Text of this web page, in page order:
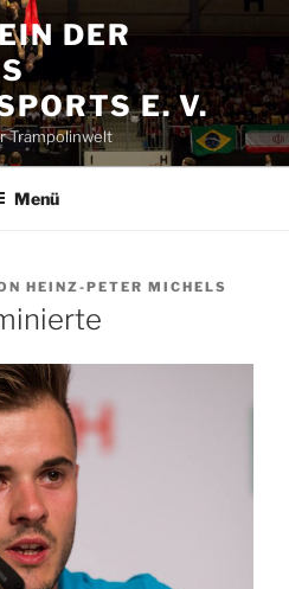
DER
E. V.
Trampolinwelt
Menü
HEINZ-PETER MICHELS